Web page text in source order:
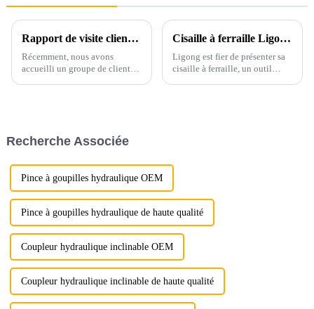
Rapport de visite client : Dévoilement du processus de fabrication LG !
Récemment, nous avons
accueilli un groupe de clients
Cisaille à ferraille Ligong : un aperçu complet
Ligong est fier de présenter sa
cisaille à ferraille, un outil
Recherche Associée
Pince à goupilles hydraulique OEM
Pince à goupilles hydraulique de haute qualité
Coupleur hydraulique inclinable OEM
Coupleur hydraulique inclinable de haute qualité